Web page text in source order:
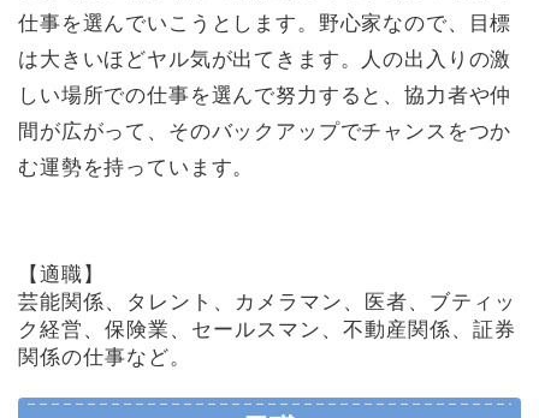
仕事を選んでいこうとします。野心家なので、目標
は大きいほどヤル気が出てきます。人の出入りの激
しい場所での仕事を選んで努力すると、協力者や仲
間が広がって、そのバックアップでチャンスをつか
む運勢を持っています。
【適職】
芸能関係、タレント、カメラマン、医者、ブティッ
ク経営、保険業、セールスマン、不動産関係、証券
関係の仕事など。